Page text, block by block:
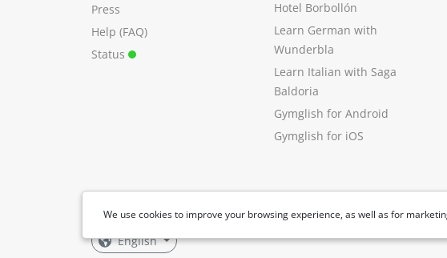
We use cookies to improve your browsing experience, as well as for
Press
Help (FAQ)
Status
Hotel Borbollón
Learn German with
Wunderbla
Learn Italian with Saga
Baldoria
Gymglish for Android
Gymglish for iOS
English